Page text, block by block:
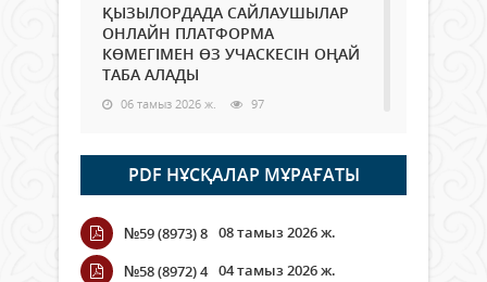
ҚЫЗЫЛОРДАДА САЙЛАУШЫЛАР
ОНЛАЙН ПЛАТФОРМА
КӨМЕГІМЕН ӨЗ УЧАСКЕСІН ОҢАЙ
ТАБА АЛАДЫ
06 тамыз 2026 ж. 97
Open Air: Қызылорда облысы
полиция департаменті 20
мыңнан астам көрерменнің
қауіпсіздігін қамтамасыз етті
06 тамыз 2026 ж.
PDF НҰСҚАЛАР МҰРАҒАТЫ
№59 (8973) 8 08 тамыз 2026 ж.
№58 (8972) 4 04 тамыз 2026 ж.